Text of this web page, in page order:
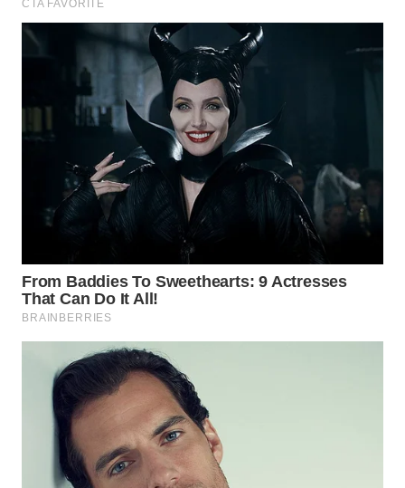
WN
NATUNA
BINTAN
WN
MANDALIKA
WN
WN
LABUANBAJO
BORNEO